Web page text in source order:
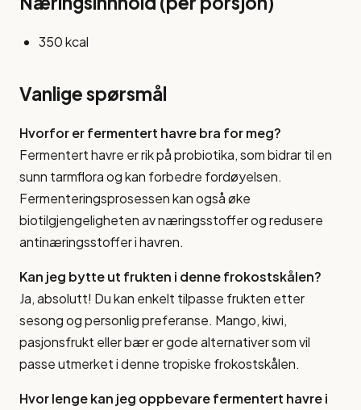
350 kcal
Vanlige spørsmål
Hvorfor er fermentert havre bra for meg?
Fermentert havre er rik på probiotika, som bidrar til en
sunn tarmflora og kan forbedre fordøyelsen.
Fermenteringsprosessen kan også øke
biotilgjengeligheten av næringsstoffer og redusere
antinæringsstoffer i havren.
Kan jeg bytte ut frukten i denne frokostskålen?
Ja, absolutt! Du kan enkelt tilpasse frukten etter
sesong og personlig preferanse. Mango, kiwi,
pasjonsfrukt eller bær er gode alternativer som vil
passe utmerket i denne tropiske frokostskålen.
Hvor lenge kan jeg oppbevare fermentert havre i